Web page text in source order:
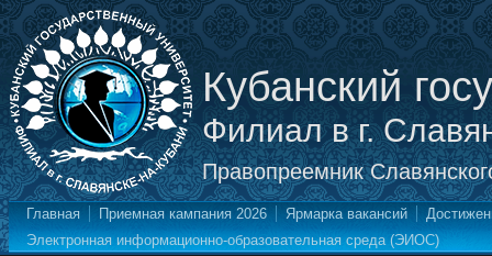
Кубанский
Филиал в г.
Правопреемник
Главная Приемная кампания 2026 Ярмарка вакансий
Электронная информационно-образовательная среда (ЭИОС)